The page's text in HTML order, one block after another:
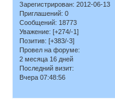
Зарегистрирован: 2012-06-13
Приглашений: 0
Сообщений: 18773
Уважение: [+274/-1]
Позитив: [+383/-3]
Провел на форуме:
2 месяца 16 дней
Последний визит:
Вчера 07:48:56